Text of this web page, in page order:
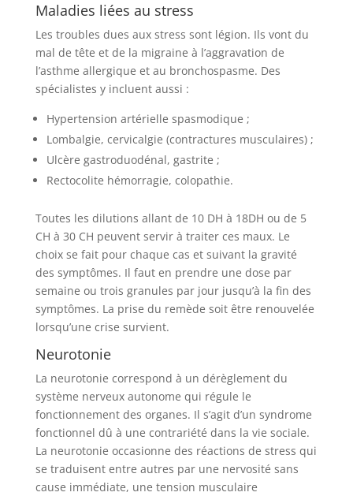
Maladies liées au stress
Les troubles dues aux stress sont légion. Ils vont du
mal de tête et de la migraine à l’aggravation de
l’asthme allergique et au bronchospasme. Des
spécialistes y incluent aussi :
Hypertension artérielle spasmodique ;
Lombalgie, cervicalgie (contractures musculaires) ;
Ulcère gastroduodénal, gastrite ;
Rectocolite hémorragie, colopathie.
Toutes les dilutions allant de 10 DH à 18DH ou de 5
CH à 30 CH peuvent servir à traiter ces maux. Le
choix se fait pour chaque cas et suivant la gravité
des symptômes. Il faut en prendre une dose par
semaine ou trois granules par jour jusqu’à la fin des
symptômes. La prise du remède soit être renouvelée
lorsqu’une crise survient.
Neurotonie
La neurotonie correspond à un dérèglement du
système nerveux autonome qui régule le
fonctionnement des organes. Il s’agit d’un syndrome
fonctionnel dû à une contrariété dans la vie sociale.
La neurotonie occasionne des réactions de stress qui
se traduisent entre autres par une nervosité sans
cause immédiate, une tension musculaire